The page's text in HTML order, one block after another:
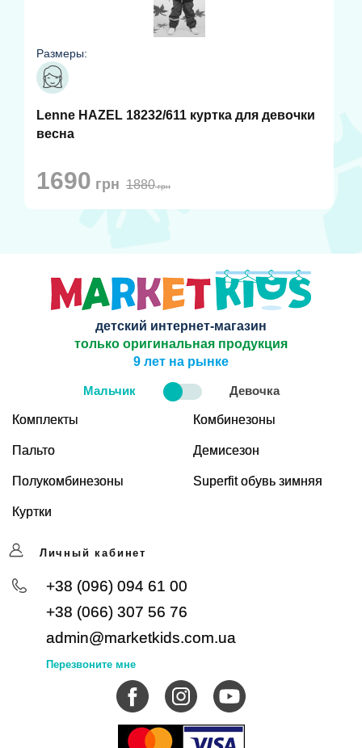
Размеры:
Lenne HAZEL 18232/611 куртка для девочки
весна
1690 грн 1880грн
детский интернет-магазин
только оригинальная продукция
9 лет на рынке
Мальчик Девочка
Комплекты
Пальто
Полукомбинезоны
Куртки
Комбинезоны
Демисезон
Superfit обувь зимняя
Личный кабинет
+38 (096) 094 61 00
+38 (066) 307 56 76
admin@marketkids.com.ua
Перезвоните мне